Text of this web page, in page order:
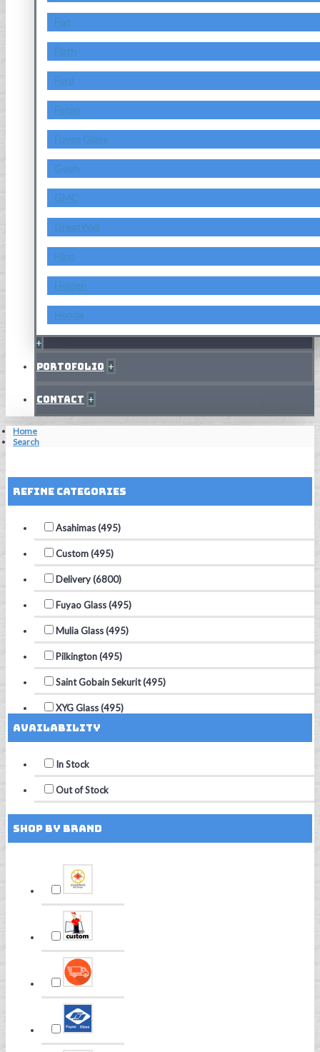
Fiat
Fiath
Ford
Foton
Fuyao Glass
Geely
GMC
GreatWall
Hino
Holden
Honda
+
Portofolio +
Contact +
Home
Search
Refine Categories
Asahimas (495)
Custom (495)
Delivery (6800)
Fuyao Glass (495)
Mulia Glass (495)
Pilkington (495)
Saint Gobain Sekurit (495)
XYG Glass (495)
Availability
In Stock
Out of Stock
Shop by Brand